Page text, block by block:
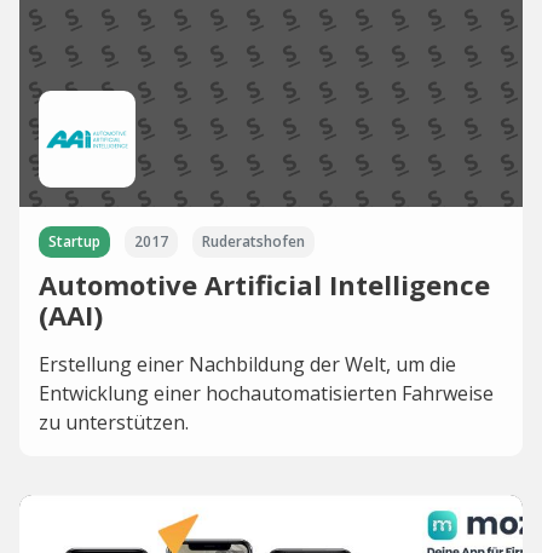
Startup 2017 Ruderatshofen
Automotive Artificial Intelligence
(AAI)
Erstellung einer Nachbildung der Welt, um die
Entwicklung einer hochautomatisierten Fahrweise
zu unterstützen.